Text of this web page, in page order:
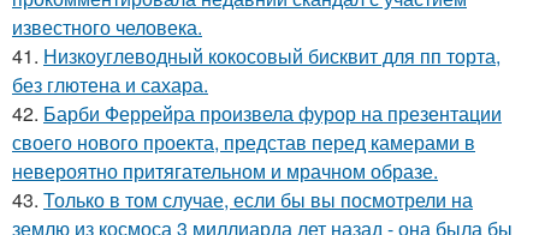
известного человека.
41. Низкоуглеводный кокосовый бисквит для пп торта,
без глютена и сахара.
42. Барби Феррейра произвела фурор на презентации
своего нового проекта, представ перед камерами в
невероятно притягательном и мрачном образе.
43. Только в том случае, если бы вы посмотрели на
землю из космоса 3 миллиарда лет назад - она была бы